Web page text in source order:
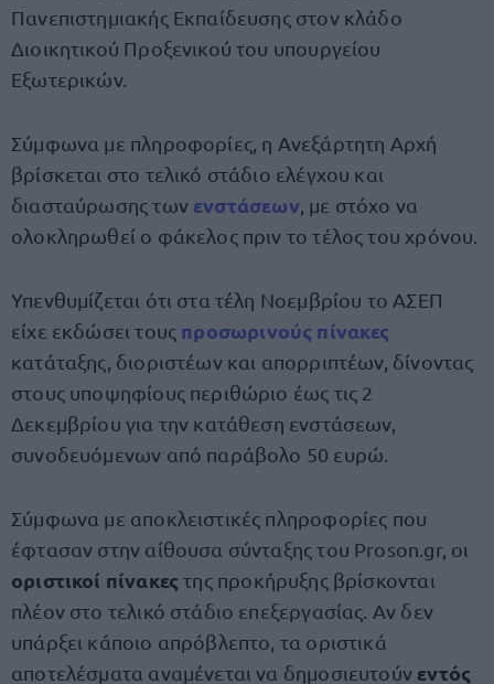
Πανεπιστημιακής Εκπαίδευσης στον κλάδο
Διοικητικού Προξενικού του υπουργείου
Εξωτερικών.
Σύμφωνα με πληροφορίες, η Ανεξάρτητη Αρχή
βρίσκεται στο τελικό στάδιο ελέγχου και
διασταύρωσης των ενστάσεων, με στόχο να
ολοκληρωθεί ο φάκελος πριν το τέλος του χρόνου.
Υπενθυμίζεται ότι στα τέλη Νοεμβρίου το ΑΣΕΠ
είχε εκδώσει τους προσωρινούς πίνακες
κατάταξης, διοριστέων και απορριπτέων, δίνοντας
στους υποψηφίους περιθώριο έως τις 2
Δεκεμβρίου για την κατάθεση ενστάσεων,
συνοδευόμενων από παράβολο 50 ευρώ.
Σύμφωνα με αποκλειστικές πληροφορίες που
έφτασαν στην αίθουσα σύνταξης του Proson.gr, οι
οριστικοί πίνακες της προκήρυξης βρίσκονται
πλέον στο τελικό στάδιο επεξεργασίας. Αν δεν
υπάρξει κάποιο απρόβλεπτο, τα οριστικά
αποτελέσματα αναμένεται να δημοσιευτούν εντός